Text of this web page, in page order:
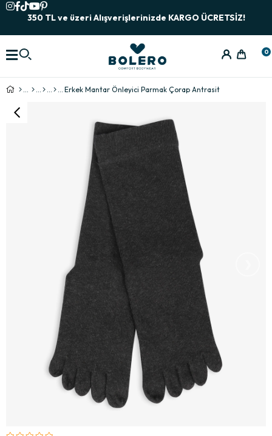
350 TL ve üzeri Alışverişlerinizde KARGO ÜCRETSİZ!
0
Erkek Mantar Önleyici Parmak Çorap Antrasit